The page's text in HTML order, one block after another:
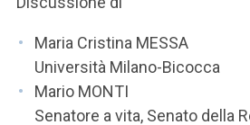
Maria Cristina MESSA
Università Milano-Bicocca
Mario MONTI
Senatore a vita, Senato della